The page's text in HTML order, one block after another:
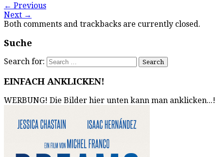
← Previous
Next →
Both comments and trackbacks are currently closed.
Suche
Search for:
EINFACH ANKLICKEN!
WERBUNG! Die Bilder hier unten kann man anklicken...!